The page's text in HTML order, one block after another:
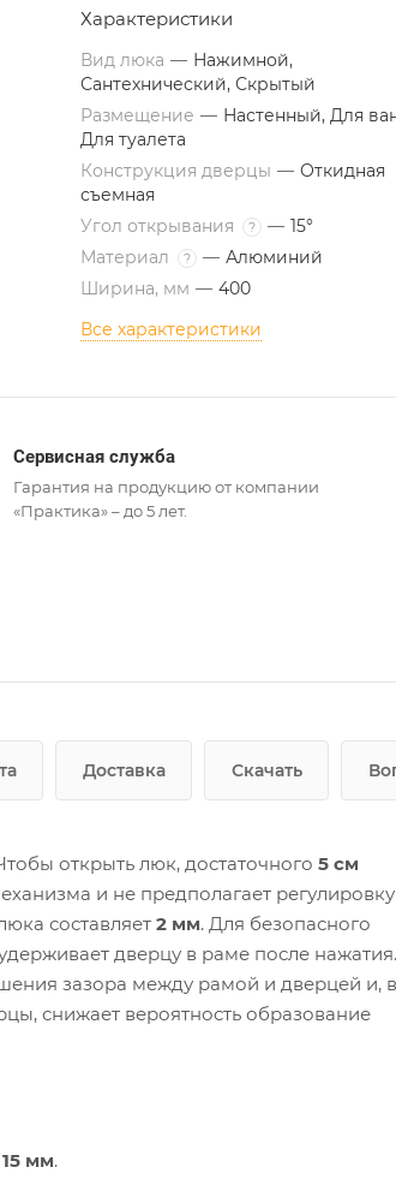
Характеристики
Вид люка — Нажимной,
Сантехнический, Скрытый
Размещение — Настенный, Для
Для туалета
Конструкция дверцы — Откидная
съемная
Угол открывания
? — 15°
Материал
? — Алюминий
Ширина, мм — 400
Все характеристики
Сервисная служба
Гарантия на продукцию от компании
«Практика» – до 5 лет.
Доставка Скачать
открыть люк, достаточного 5 см
и не предполагает регулировку
составляет 2 мм. Для безопасного
дверцу в раме после нажатия.
зазора между рамой и дверцей и, в
снижает вероятность образование
15 мм.